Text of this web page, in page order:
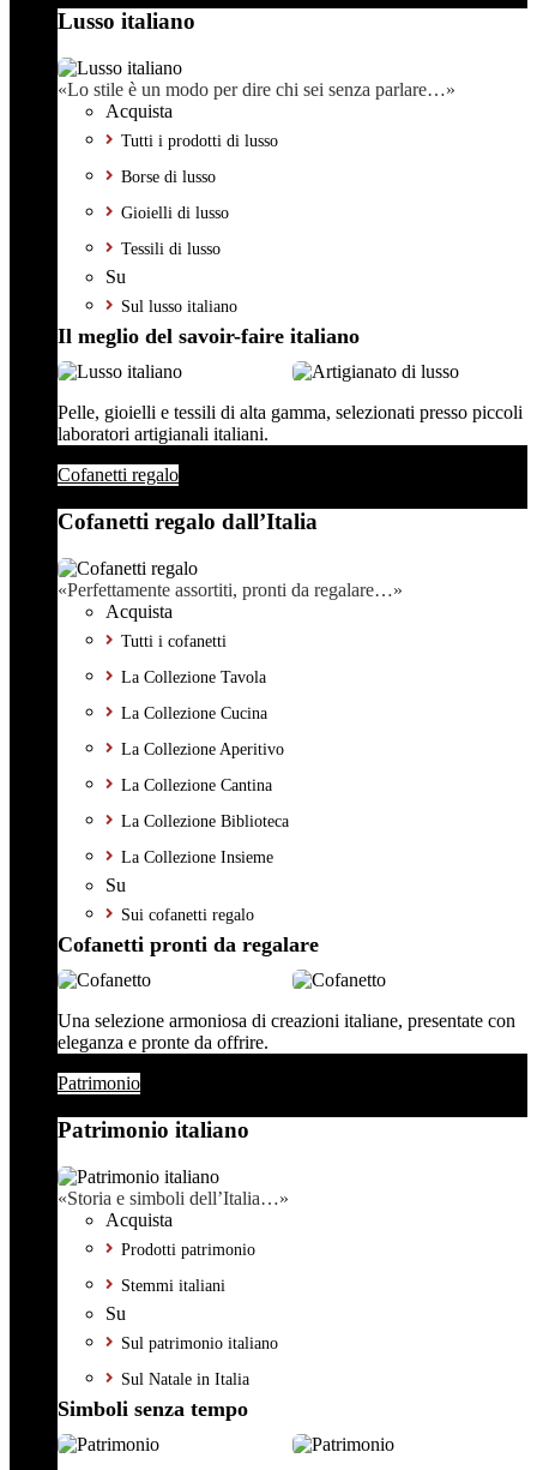
Lusso italiano
«Lo stile è un modo per dire chi sei senza parlare…»
Acquista
Tutti i prodotti di lusso
Borse di lusso
Gioielli di lusso
Tessili di lusso
Su
Sul lusso italiano
Il meglio del savoir-faire italiano
Pelle, gioielli e tessili di alta gamma, selezionati presso piccoli
laboratori artigianali italiani.
Cofanetti regalo
Cofanetti regalo dall’Italia
«Perfettamente assortiti, pronti da regalare…»
Acquista
Tutti i cofanetti
La Collezione Tavola
La Collezione Cucina
La Collezione Aperitivo
La Collezione Cantina
La Collezione Biblioteca
La Collezione Insieme
Su
Sui cofanetti regalo
Cofanetti pronti da regalare
Una selezione armoniosa di creazioni italiane, presentate con
eleganza e pronte da offrire.
Patrimonio
Patrimonio italiano
«Storia e simboli dell’Italia…»
Acquista
Prodotti patrimonio
Stemmi italiani
Su
Sul patrimonio italiano
Sul Natale in Italia
Simboli senza tempo